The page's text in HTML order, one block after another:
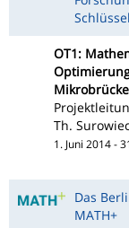
OT1:
Th. Surowiec
1. Juni 2014 -
Das
MATH+